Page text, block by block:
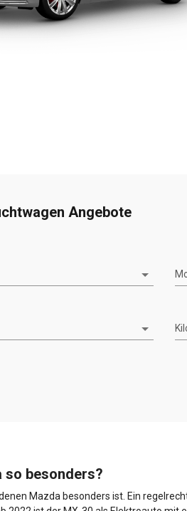
Angebote
so besonders?
Mazda besonders ist. Ein